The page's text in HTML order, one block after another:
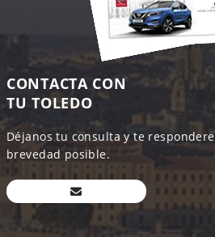
CONTACTA CON
TU TOLEDO
Déjanos tu consulta y te
brevedad posible.